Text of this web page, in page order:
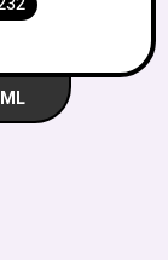
fã do
toda a
ML